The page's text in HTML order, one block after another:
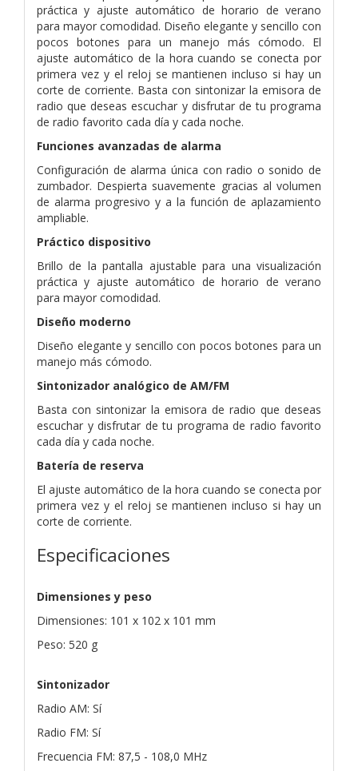
práctica y ajuste automático de horario de verano
para mayor comodidad. Diseño elegante y sencillo con
pocos botones para un manejo más cómodo. El
ajuste automático de la hora cuando se conecta por
primera vez y el reloj se mantienen incluso si hay un
corte de corriente. Basta con sintonizar la emisora de
radio que deseas escuchar y disfrutar de tu programa
de radio favorito cada día y cada noche.
Funciones avanzadas de alarma
Configuración de alarma única con radio o sonido de
zumbador. Despierta suavemente gracias al volumen
de alarma progresivo y a la función de aplazamiento
ampliable.
Práctico dispositivo
Brillo de la pantalla ajustable para una visualización
práctica y ajuste automático de horario de verano
para mayor comodidad.
Diseño moderno
Diseño elegante y sencillo con pocos botones para un
manejo más cómodo.
Sintonizador analógico de AM/FM
Basta con sintonizar la emisora de radio que deseas
escuchar y disfrutar de tu programa de radio favorito
cada día y cada noche.
Batería de reserva
El ajuste automático de la hora cuando se conecta por
primera vez y el reloj se mantienen incluso si hay un
corte de corriente.
Especificaciones
Dimensiones y peso
Dimensiones: 101 x 102 x 101 mm
Peso: 520 g
Sintonizador
Radio AM: Sí
Radio FM: Sí
Frecuencia FM: 87,5 - 108,0 MHz